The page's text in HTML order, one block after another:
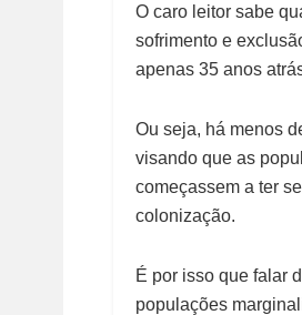
O caro leitor sabe
sofrimento e
apenas 35 anos
Ou seja, há menos
visando que as
começassem a ter
colonização.
É por isso que falar
populações